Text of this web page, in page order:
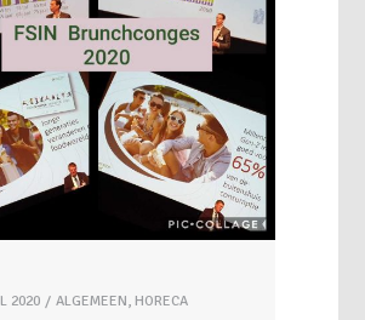
2020 ALGEMEEN, HORECA